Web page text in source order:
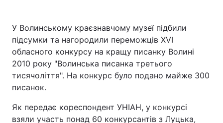
У Волинському краєзнавчому музеї підбили
підсумки та нагородили переможців ХVІ
обласного конкурсу на кращу писанку Волині
2010 року "Волинська писанка третього
тисячоліття". На конкурс було подано майже 300
писанок.
Як передає кореспондент УНІАН, у конкурсі
взяли участь понад 60 конкурсантів з Луцька,